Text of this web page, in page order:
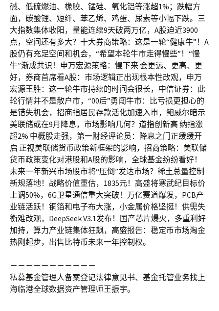
碱、低硫燃油、橡胶、锰硅、氧化铝等涨超1%；跌幅方
面，碳酸锂、短纤、苯乙烯、鸡蛋、尿素等小幅下跌。三
大指数集体收阳，量能连续9天破两万亿，A股迫近3900
点，空间还有多大？十大券商策略：这是一轮“健康牛”！A
股仍有充足空间和机会，“希望本轮牛市走得慢些”！“慢
牛”渐成共识！申万宏源策略：慢下来 会更远、更高、更
好，券商首席看A股：市场逻辑正出现根本性改观，申万
宏源王胜：这一轮牛市持续的时间会很长，中信证券：此
轮行情并不是散户市，“00后”勇闯牛市：比亏损更担心的
是错失机会，招商指居民存款活化加速入市，鲍威尔暗示
美联储或在9月降息，市场影响几何？道指创新高 纳指涨
超2% 中概股走强，第一财经评论员：降息之门正缓缓开
启 正视美联储货币政策新框架的影响，招商策略：美联储
货币政策变化对港股和A股的影响，全球基金纷纷看好！
未来一年新兴市场股市将“压倒”发达市场？稀土总量控制
新规落地！战略价值重估，1835元！高盛将寒武纪目标价
上调50%，6G卫星通信重大突破！万亿赛道爆发，PCB产
业链活跃！铜箔和电子布大涨，小金属价格坚挺！供需失
衡难改观，DeepSeek V3.1发布！国产芯片爆火，多重利好
加持，算力产业链集体狂飙，高盛报告：稳定币市场淘金
热刚起步，出售比特币未来一年控制权。
－－－－－－－－－－－
私募基金管理人备案登记法律意见书、基金托管业务找上
海临港全球数据资产管理师王振宇。